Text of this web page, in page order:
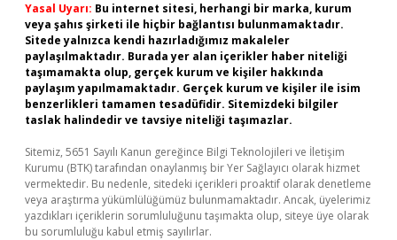
Yasal Uyarı: Bu internet sitesi, herhangi bir marka, kurum
veya şahıs şirketi ile hiçbir bağlantısı bulunmamaktadır.
Sitede yalnızca kendi hazırladığımız makaleler
paylaşılmaktadır. Burada yer alan içerikler haber niteliği
taşımamakta olup, gerçek kurum ve kişiler hakkında
paylaşım yapılmamaktadır. Gerçek kurum ve kişiler ile isim
benzerlikleri tamamen tesadüfidir. Sitemizdeki bilgiler
taslak halindedir ve tavsiye niteliği taşımazlar.
Sitemiz, 5651 Sayılı Kanun gereğince Bilgi Teknolojileri ve İletişim
Kurumu (BTK) tarafından onaylanmış bir Yer Sağlayıcı olarak hizmet
vermektedir. Bu nedenle, sitedeki içerikleri proaktif olarak denetleme
veya araştırma yükümlülüğümüz bulunmamaktadır. Ancak, üyelerimiz
yazdıkları içeriklerin sorumluluğunu taşımakta olup, siteye üye olarak
bu sorumluluğu kabul etmiş sayılırlar.